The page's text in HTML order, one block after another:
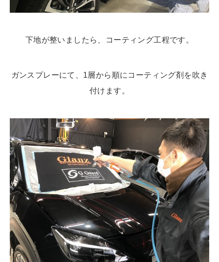
下地が整いましたら、コーティング工程です。
ガンスプレーにて、1層から順にコーティング剤を吹き
付けます。